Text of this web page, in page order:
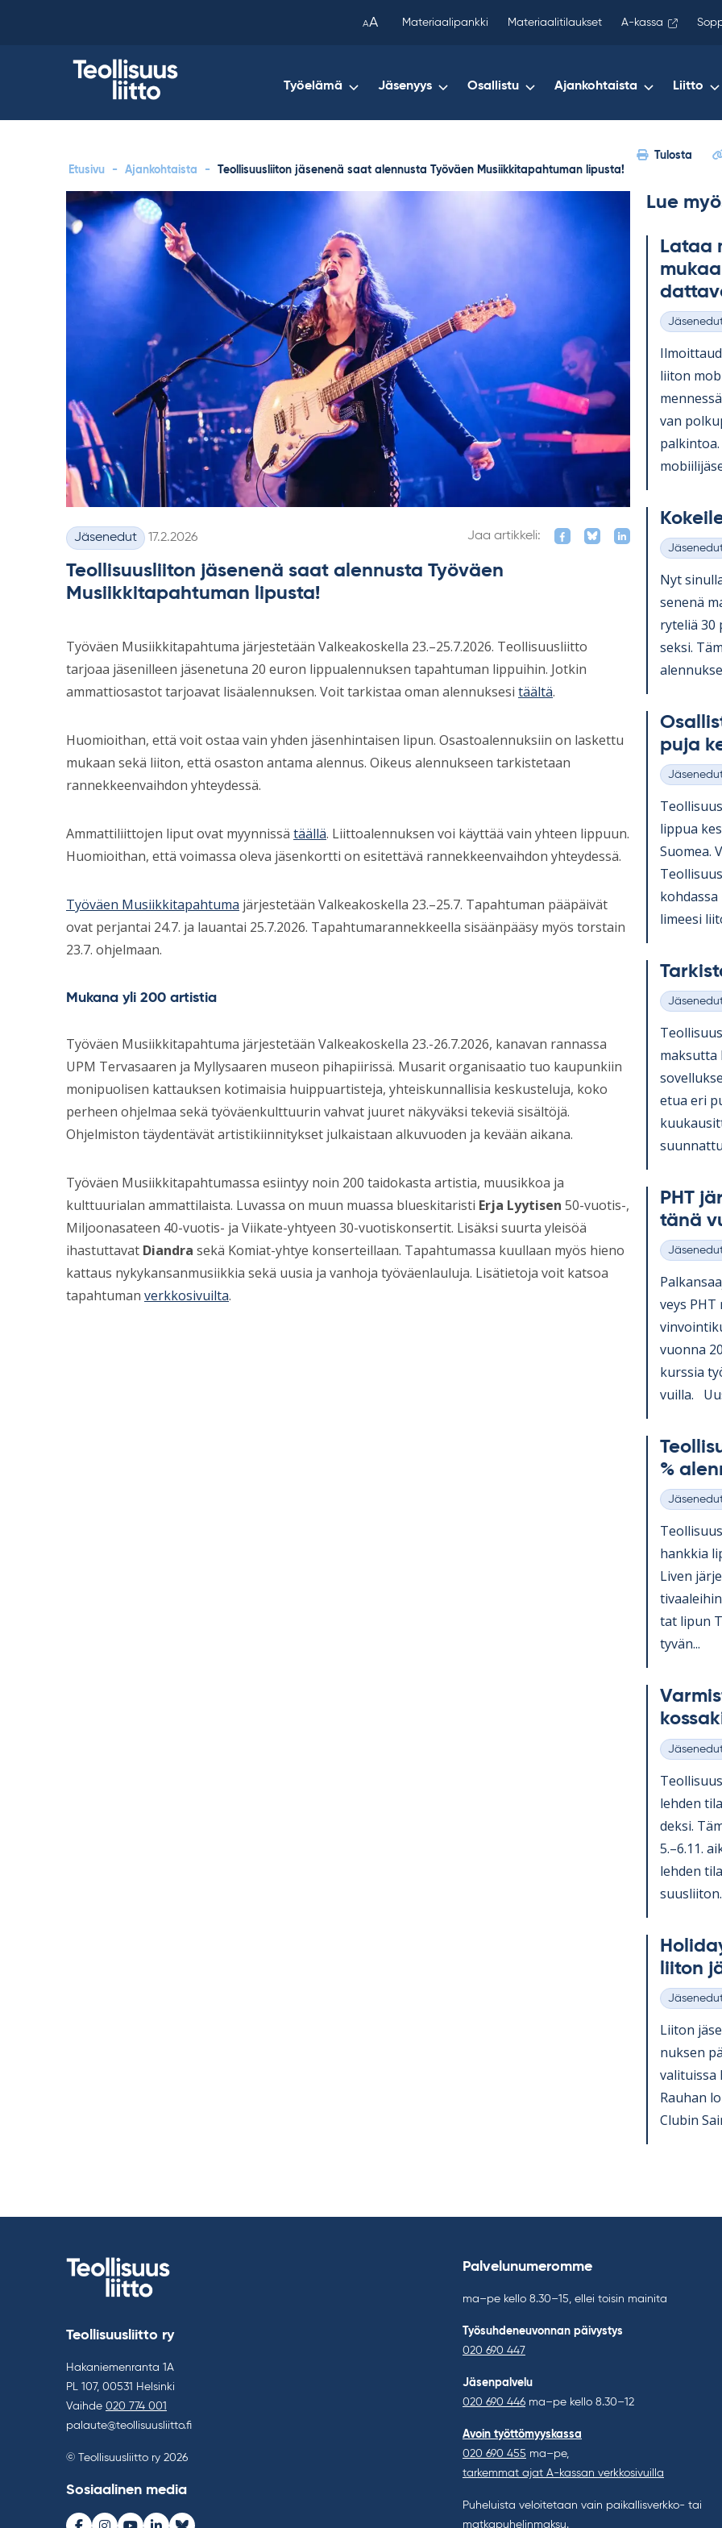
AA Materiaalipankki Materiaalitilaukset A-kassa
Työelämä Jäsenyys Osallistu Ajankohtaista Liitto
Etusivu - Ajankohtaista - Teollisuusliiton jäsenenä saat alennusta Työväen Musiikkitapahtuman lipusta!
Tulosta
Kategoriat
Jäsenedut Kirjoitettu
17.2.2026 Jaa artikkeli:
Teollisuusliiton jäsenenä saat alennusta Työväen
Musiikkitapahtuman lipusta!
Työväen Musiikkitapahtuma järjestetään Valkeakoskella 23.–25.7.2026. Teollisuusliitto
tarjoaa jäsenilleen jäsenetuna 20 euron lippualennuksen tapahtuman lippuihin. Jotkin
ammattiosastot tarjoavat lisäalennuksen. Voit tarkistaa oman alennuksesi täältä.
Huomioithan, että voit ostaa vain yhden jäsenhintaisen lipun. Osastoalennuksiin on laskettu
mukaan sekä liiton, että osaston antama alennus. Oikeus alennukseen tarkistetaan
rannekkeenvaihdon yhteydessä.
Ammattiliittojen liput ovat myynnissä täällä. Liittoalennuksen voi käyttää vain yhteen lippuun.
Huomioithan, että voimassa oleva jäsenkortti on esitettävä rannekkeenvaihdon yhteydessä.
Työväen Musiikkitapahtuma järjestetään Valkeakoskella 23.–25.7. Tapahtuman pääpäivät
ovat perjantai 24.7. ja lauantai 25.7.2026. Tapahtumarannekkeella sisäänpääsy myös torstain
23.7. ohjelmaan.
Mukana yli 200 artistia
Työväen Musiikkitapahtuma järjestetään Valkeakoskella 23.-26.7.2026, kanavan rannassa
UPM Tervasaaren ja Myllysaaren museon pihapiirissä. Musarit organisaatio tuo kaupunkiin
monipuolisen kattauksen kotimaisia huippuartisteja, yhteiskunnallisia keskusteluja, koko
perheen ohjelmaa sekä työväenkulttuurin vahvat juuret näkyväksi tekeviä sisältöjä.
Ohjelmiston täydentävät artistikiinnitykset julkaistaan alkuvuoden ja kevään aikana.
Työväen Musiikkitapahtumassa esiintyy noin 200 taidokasta artistia, muusikkoa ja
kulttuurialan ammattilaista. Luvassa on muun muassa blueskitaristi Erja Lyytisen 50-vuotis-,
Miljoonasateen 40-vuotis- ja Viikate-yhtyeen 30-vuotiskonsertit. Lisäksi suurta yleisöä
ihastuttavat Diandra sekä Komiat-yhtye konserteillaan. Tapahtumassa kuullaan myös hieno
kattaus nykykansanmusiikkia sekä uusia ja vanhoja työväenlauluja. Lisätietoja voit katsoa
tapahtuman verkkosivuilta.
Lue
La­taa
Kategoriat
lii­ton
van
Kategoriat
Nyt
se­nenä
ry­te­liä 30
seksi.
puja
Kategoriat
lip­pua
Suo­mea.
li­meesi
Kategoriat
mak­sutta
etua eri
PHT
tänä
Kategoriat
veys
vuonna
kurs­sia
vuilla.
%
Kategoriat
hank­kia
Li­ven
tat li­pun
ty­vän...
Kategoriat
leh­den
deksi.
5.–6.11.
leh­den
lii­ton
Kategoriat
Lii­ton
nuk­sen
va­li­tuissa
Rau­han
Clu­bin
copied
your
clipboard.)
Teollisuusliitto ry
Hakaniemenranta 1A
PL 107, 00531 Helsinki
Vaihde 020 774 001
palaute@teollisuusliitto.fi
© Teollisuusliitto ry 2026
Sosiaalinen media
Palvelunumeromme
ma–pe kello 8.30–15, ellei toisin mainita
Työsuhdeneuvonnan päivystys
020 690 447
Jäsenpalvelu
020 690 446 ma–pe kello 8.30–12
Avoin työttömyyskassa
020 690 455 ma–pe,
tarkemmat ajat A-kassan verkkosivuilla
Puheluista veloitetaan vain paikallisverkko- tai
matkapuhelinmaksu.